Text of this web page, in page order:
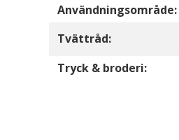
Användningsområde:
Tvättråd:
Tryck & broderi: